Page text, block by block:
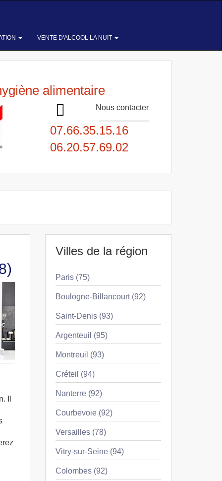
VENTE D'ALCOOL LA NUIT
alimentaire
Nous contacter
07.66.35.15.16
06.20.57.69.02
Il
Villes de la région
Paris (75)
Boulogne-Billancourt (92)
Saint-Denis (93)
Argenteuil (95)
Montreuil (93)
Créteil (94)
Nanterre (92)
Courbevoie (92)
Versailles (78)
Vitry-sur-Seine (94)
Colombes (92)